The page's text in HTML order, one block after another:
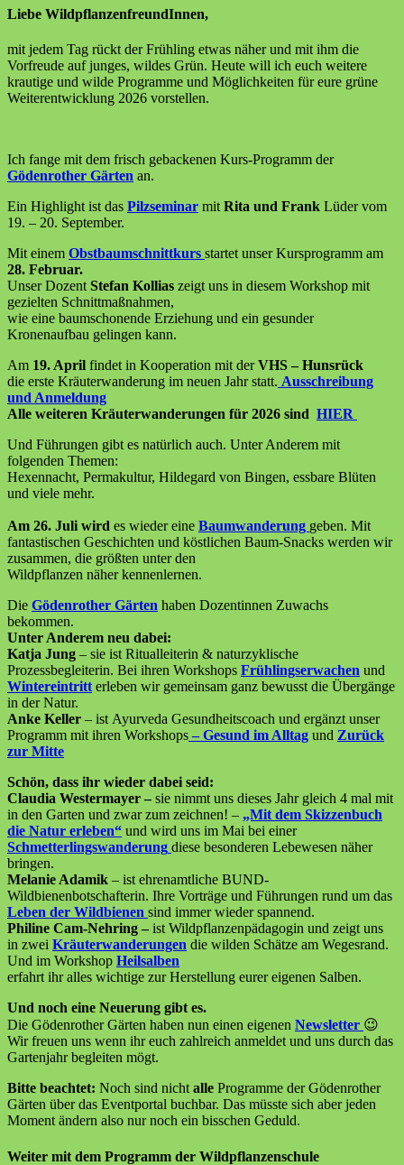
Liebe WildpflanzenfreundInnen,
mit jedem Tag rückt der Frühling etwas näher und mit ihm die
Vorfreude auf junges, wildes Grün. Heute will ich euch weitere
krautige und wilde Programme und Möglichkeiten für eure grüne
Weiterentwicklung 2026 vorstellen.
Ich fange mit dem frisch gebackenen Kurs-Programm der
Gödenrother Gärten an.
Ein Highlight ist das Pilzseminar mit Rita und Frank Lüder vom
19. – 20. September.
Mit einem Obstbaumschnittkurs startet unser Kursprogramm am
28. Februar.
Unser Dozent Stefan Kollias zeigt uns in diesem Workshop mit
gezielten Schnittmaßnahmen,
wie eine baumschonende Erziehung und ein gesunder
Kronenaufbau gelingen kann.
Am 19. April findet in Kooperation mit derVHS – Hunsrück
die erste Kräuterwanderung im neuen Jahr statt. Ausschreibung
und Anmeldung
Alle weiteren Kräuterwanderungen für 2026 sind HIER
Und Führungen gibt es natürlich auch. Unter Anderem mit
folgenden Themen:
Hexennacht, Permakultur, Hildegard von Bingen, essbare Blüten
und viele mehr.
Am 26. Juli wird es wieder eine Baumwanderung geben. Mit
fantastischen Geschichten und köstlichen Baum-Snacks werden wir
zusammen, die größten unter den
Wildpflanzen näher kennenlernen.
Die Gödenrother Gärten haben Dozentinnen Zuwachs
bekommen.
Unter Anderem neu dabei:
Katja Jung – sie ist Ritualleiterin & naturzyklische
Prozessbegleiterin. Bei ihren Workshops Frühlingserwachen und
Wintereintritt erleben wir gemeinsam ganz bewusst die Übergänge
in der Natur.
Anke Keller – ist Ayurveda Gesundheitscoach und ergänzt unser
Programm mit ihren Workshops– Gesund im Alltag und Zurück
zur Mitte
Schön, dass ihr wieder dabei seid:
Claudia Westermayer –sie nimmt uns dieses Jahr gleich 4 mal mit
in den Garten und zwar zum zeichnen! – „Mit dem Skizzenbuch
die Natur erleben“ und wird uns im Mai bei einer
Schmetterlingswanderung diese besonderen Lebewesen näher
bringen.
Melanie Adamik – ist ehrenamtliche BUND-
Wildbienenbotschafterin. Ihre Vorträge und Führungen rund um das
Leben der Wildbienen sind immer wieder spannend.
Philine Cam-Nehring –ist Wildpflanzenpädagogin und zeigt uns
in zwei Kräuterwanderungen die wilden Schätze am Wegesrand.
Und im Workshop Heilsalben
erfahrt ihr alles wichtige zur Herstellung eurer eigenen Salben.
Und noch eine Neuerung gibt es.
Die Gödenrother Gärten haben nun einen eigenen Newsletter 😉
Wir freuen uns wenn ihr euch zahlreich anmeldet und uns durch das
Gartenjahr begleiten mögt.
Bitte beachtet: Noch sind nicht alle Programme der Gödenrother
Gärten über das Eventportal buchbar. Das müsste sich aber jeden
Moment ändern also nur noch ein bisschen Geduld.
Weiter mit dem Programm der Wildpflanzenschule